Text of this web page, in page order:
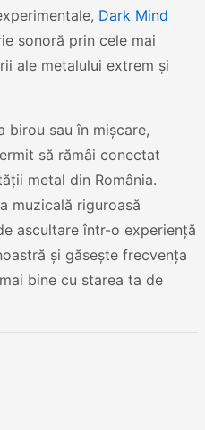
Dark Mind
sonoră prin cele mai
ale metalului extrem și
birou sau în mișcare,
să rămâi conectat
metal din România.
muzicală riguroasă
ascultare într-o experiență
și găsește frecvența
bine cu starea ta de